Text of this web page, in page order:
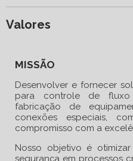
Valores
MISSÃO
Desenvolver e fornecer
para controle de
fabricação de
conexões especiais,
compromisso com a
Nosso objetivo é
segurança em processos